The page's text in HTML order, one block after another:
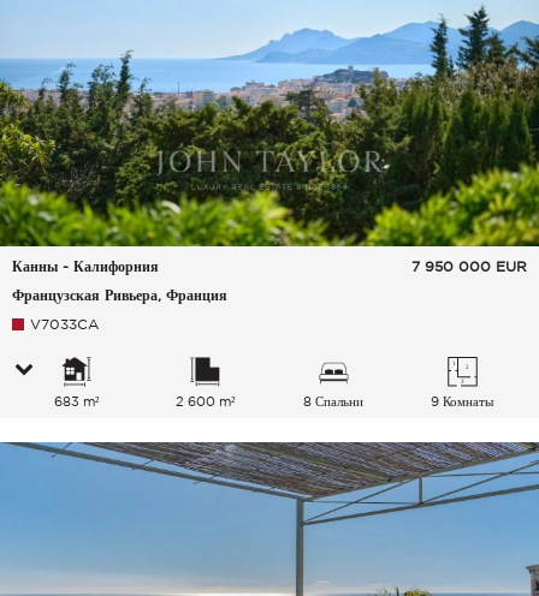
Канны - Калифорния
Французская Ривьера, Франция
7 950 000 EUR
V7033CA
683 m² 2 600 m² 8 Спальни 9 Комнаты